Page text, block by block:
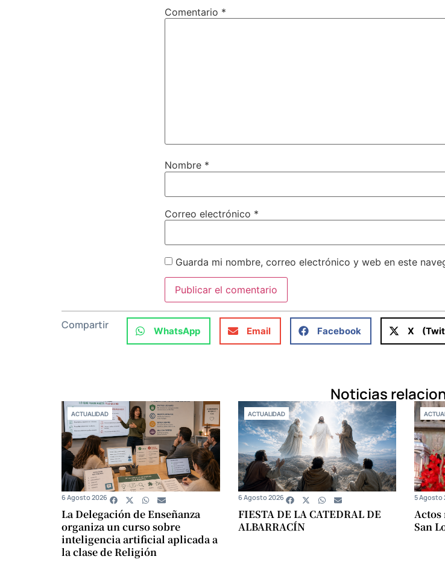
Comentario *
Nombre *
Correo electrónico *
Guarda mi nombre, correo electrónico y web en este
Compartir WhatsApp Email Facebook X
Noticias
ACTUALIDAD
La Delegación de Enseñanza
organiza un curso sobre
inteligencia artificial aplicada a
la clase de Religión
6 Agosto 2026
ACTUALIDAD
FIESTA DE LA CATEDRAL DE
ALBARRACÍN
6 Agosto 2026
Actos
San
5 Agosto